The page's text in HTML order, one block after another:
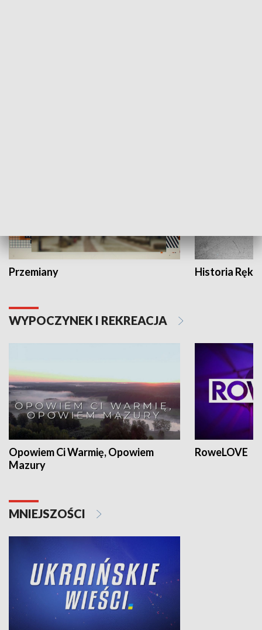
Przemiany Historia Ręką
WYPOCZYNEK I REKREACJA
Opowiem Ci Warmię, Opowiem
Mazury
RoweLOVE
MNIEJSZOŚCI